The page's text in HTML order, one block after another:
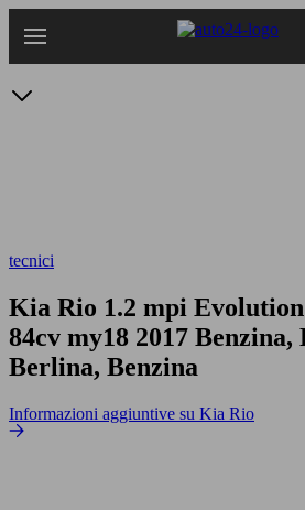
tecnici
Kia Rio 1.2 mpi
84cv my18 2017 Benzina,
Berlina, Benzina
Informazioni aggiuntive su Kia Rio